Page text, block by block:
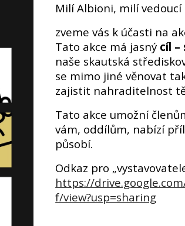
Milí Albioni, milí
zveme vás k účasti na
Tato akce má jasný cíl
naše skautská
se mimo jiné věnovat
zajistit nahraditelnost
Tato akce umožní
vám, oddílům, nabízí
působí.
Odkaz pro
https://
f/view?usp=sharing